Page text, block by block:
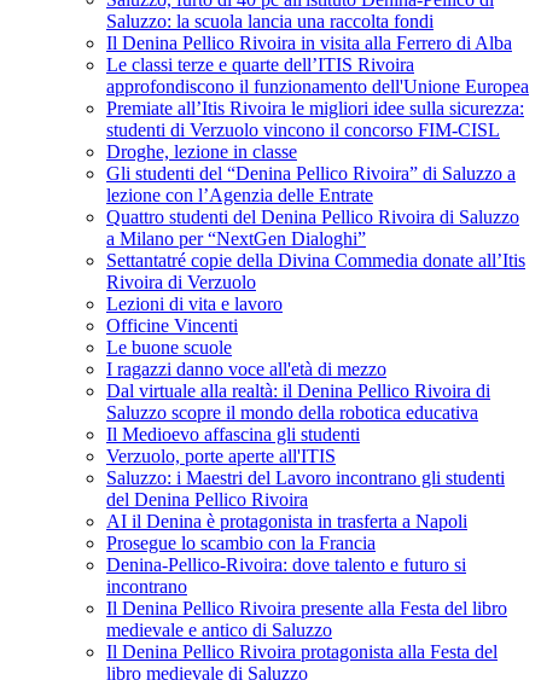
Saluzzo: la scuola lancia una raccolta fondi
Il Denina Pellico Rivoira in visita alla Ferrero di Alba
Le classi terze e quarte dell’ITIS Rivoira
approfondiscono il funzionamento dell'Unione Europea
Premiate all’Itis Rivoira le migliori idee sulla sicurezza:
studenti di Verzuolo vincono il concorso FIM-CISL
Droghe, lezione in classe
Gli studenti del “Denina Pellico Rivoira” di Saluzzo a
lezione con l’Agenzia delle Entrate
Quattro studenti del Denina Pellico Rivoira di Saluzzo
a Milano per “NextGen Dialoghi”
Settantatré copie della Divina Commedia donate all’Itis
Rivoira di Verzuolo
Lezioni di vita e lavoro
Officine Vincenti
Le buone scuole
I ragazzi danno voce all'età di mezzo
Dal virtuale alla realtà: il Denina Pellico Rivoira di
Saluzzo scopre il mondo della robotica educativa
Il Medioevo affascina gli studenti
Verzuolo, porte aperte all'ITIS
Saluzzo: i Maestri del Lavoro incontrano gli studenti
del Denina Pellico Rivoira
AI il Denina è protagonista in trasferta a Napoli
Prosegue lo scambio con la Francia
Denina-Pellico-Rivoira: dove talento e futuro si
incontrano
Il Denina Pellico Rivoira presente alla Festa del libro
medievale e antico di Saluzzo
Il Denina Pellico Rivoira protagonista alla Festa del
libro medievale di Saluzzo